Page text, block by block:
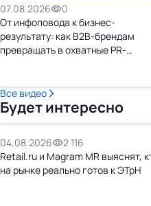
07.08.2026
0
От инфоповода к бизнес-
результату: как B2B-брендам
превращать в охватные PR-
Все видео
Будет интересно
04.08.2026
2 116
Retail.ru и Magram MR выяснят,
на рынке реально готов к ЭТрН